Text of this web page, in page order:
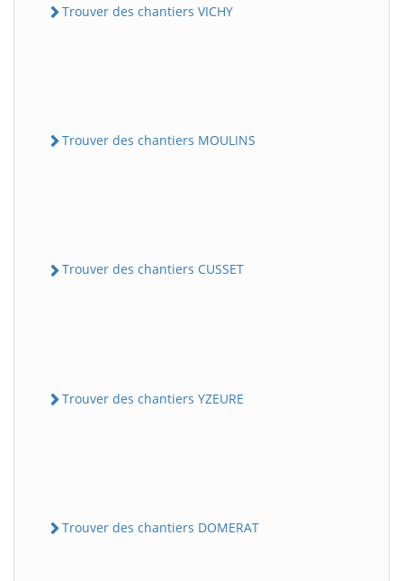
Trouver des chantiers VICHY
Trouver des chantiers MOULINS
Trouver des chantiers CUSSET
Trouver des chantiers YZEURE
Trouver des chantiers DOMERAT